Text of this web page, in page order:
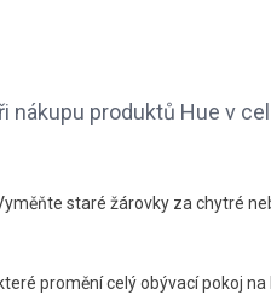
produktů Hue v
staré žárovky za chytré
promění celý obývací pokoj